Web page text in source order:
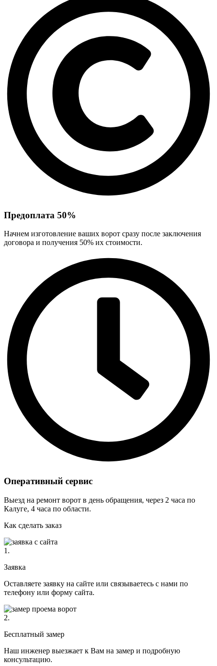
Предоплата 50%
Начнем изготовление ваших ворот сразу после заключения
договора и получения 50% их стоимости.
Оперативный сервис
Выезд на ремонт ворот в день обращения, через 2 часа по
Калуге, 4 часа по области.
Как сделать заказ
1.
Заявка
Оставляете заявку на сайте или связываетесь с нами по
телефону или форму сайта.
2.
Бесплатный замер
Наш инженер выезжает к Вам на замер и подробную
консультацию.